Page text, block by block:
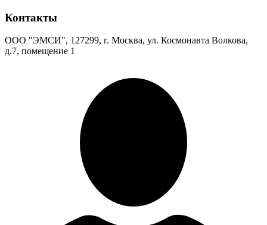
Контакты
ООО "ЭМСИ", 127299, г. Москва, ул. Космонавта Волкова,
д.7, помещение 1